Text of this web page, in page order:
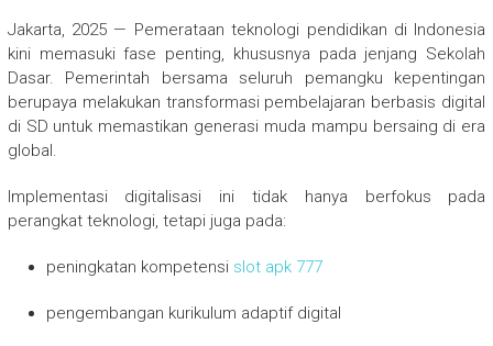
Jakarta, 2025 — Pemerataan teknologi pendidikan di Indonesia
kini memasuki fase penting, khususnya pada jenjang Sekolah
Dasar. Pemerintah bersama seluruh pemangku kepentingan
berupaya melakukan transformasi pembelajaran berbasis digital
di SD untuk memastikan generasi muda mampu bersaing di era
global.
Implementasi digitalisasi ini tidak hanya berfokus pada
perangkat teknologi, tetapi juga pada:
peningkatan kompetensi slot apk 777
pengembangan kurikulum adaptif digital